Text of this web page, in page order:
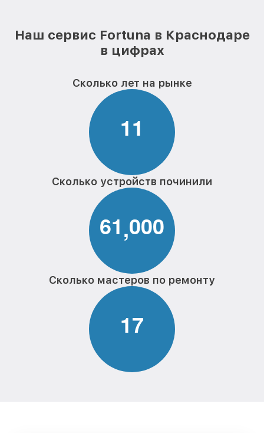
Наш сервис Fortuna в Краснодаре
в цифрах
Сколько лет на рынке
11
Сколько устройств починили
61,000
Сколько мастеров по ремонту
17